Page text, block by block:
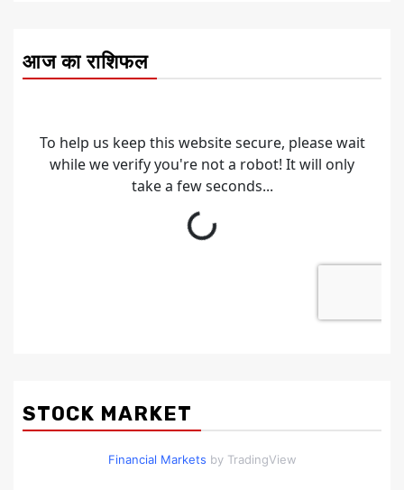
आज का राशिफल
STOCK MARKET
Financial Markets by TradingView